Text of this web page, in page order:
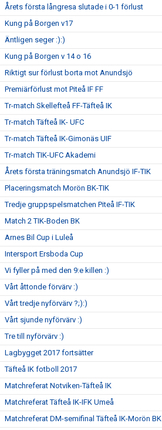
Årets första långresa slutade i 0-1 förlust
Kung på Borgen v17
Äntligen seger :):)
Kung på Borgen v 14 o 16
Riktigt sur förlust borta mot Anundsjö
Premiärförlust mot Piteå IF FF
Tr-match Skellefteå FF-Täfteå IK
Tr-match Täfteå IK- UFC
Tr-match Täfteå IK-Gimonäs UIF
Tr-match TIK-UFC Akademi
Årets första träningsmatch Anundsjö IF-TIK
Placeringsmatch Morön BK-TIK
Tredje gruppspelsmatchen Piteå IF-TIK
Match 2 TIK-Boden BK
Arnes Bil Cup i Luleå
Intersport Ersboda Cup
Vi fyller på med den 9:e killen :)
Vårt åttonde förvärv :)
Vårt tredje nyförvärv ?;):)
Vårt sjunde nyförvärv :)
Tre till nyförvärv :)
Lagbygget 2017 fortsätter
Täfteå IK fotboll 2017
Matchreferat Notviken-Täfteå IK
Matchreferat Täfteå IK-IFK Umeå
Matchreferat DM-semifinal Täfteå IK-Morön BK